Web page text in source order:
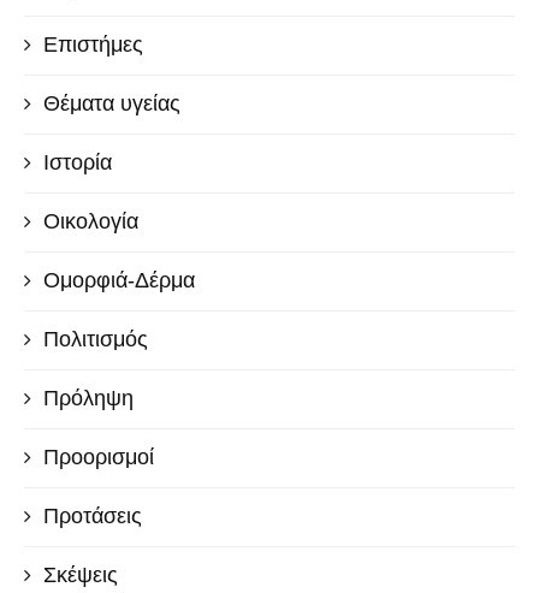
Επιστήμες
Θέματα υγείας
Ιστορία
Οικολογία
Ομορφιά-Δέρμα
Πολιτισμός
Πρόληψη
Προορισμοί
Προτάσεις
Σκέψεις